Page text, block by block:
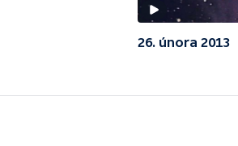
26. února 2013